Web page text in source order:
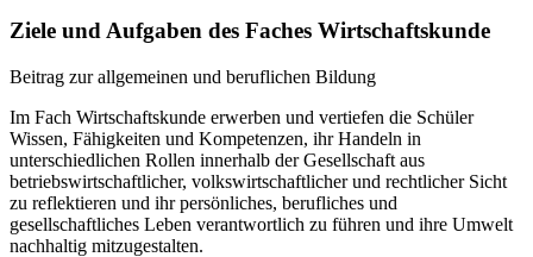
Ziele und Aufgaben des Faches Wirtschaftskunde
Beitrag zur allgemeinen und beruflichen Bildung
Im Fach Wirtschaftskunde erwerben und vertiefen die Schüler
Wissen, Fähigkeiten und Kompetenzen, ihr Handeln in
unterschiedlichen Rollen innerhalb der Gesellschaft aus
betriebswirtschaftlicher, volkswirtschaftlicher und rechtlicher Sicht
zu reflektieren und ihr persönliches, berufliches und
gesellschaftliches Leben verantwortlich zu führen und ihre Umwelt
nachhaltig mitzugestalten.